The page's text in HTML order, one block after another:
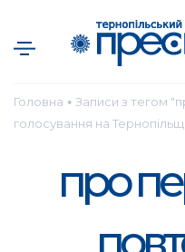
Головна ● Записи з тегом
голосування на
про